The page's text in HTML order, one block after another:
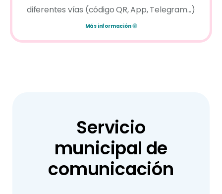
diferentes vías (código QR, App, Telegram...)
Más información
Servicio
municipal de
comunicación